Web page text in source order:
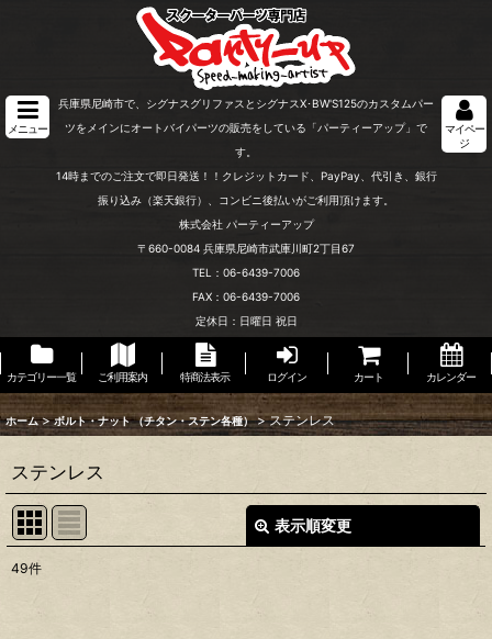
メニュー
兵庫県尼崎市で、シグナスグリファスとシグナスX･BW'S125のカスタムパー
ツをメインにオートバイパーツの販売をしている「パーティーアップ」で
す。
14時までのご注文で即日発送！！クレジットカード、PayPay、代引き、銀行
振り込み（楽天銀行）、コンビニ後払いがご利用頂けます。
株式会社 パーティーアップ
〒660-0084 兵庫県尼崎市武庫川町2丁目67
TEL：06-6439-7006
FAX：06-6439-7006
定休日：日曜日 祝日
マイペー
ジ
カテゴリー一覧 ご利用案内 特商法表示 ログイン カート カレンダー
ホーム > ボルト・ナット （チタン・ステン各種） > ステンレス
ステンレス
表示順変更
49件